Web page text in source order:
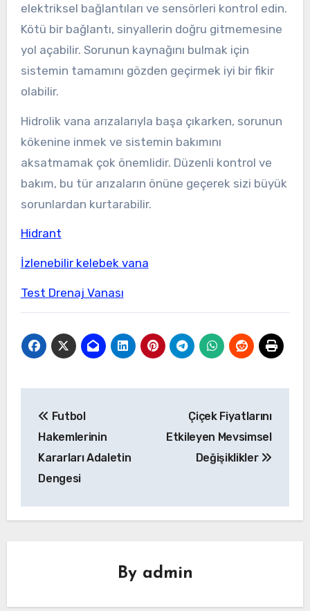
elektriksel bağlantıları ve sensörleri kontrol edin.
Kötü bir bağlantı, sinyallerin doğru gitmemesine
yol açabilir. Sorunun kaynağını bulmak için
sistemin tamamını gözden geçirmek iyi bir fikir
olabilir.
Hidrolik vana arızalarıyla başa çıkarken, sorunun
kökenine inmek ve sistemin bakımını
aksatmamak çok önemlidir. Düzenli kontrol ve
bakım, bu tür arızaların önüne geçerek sizi büyük
sorunlardan kurtarabilir.
Hidrant
İzlenebilir kelebek vana
Test Drenaj Vanası
gezinmesi
Futbol
Hakemlerinin
Kararları Adaletin
Dengesi
Çiçek Fiyatlarını
Etkileyen Mevsimsel
Değişiklikler
By admin